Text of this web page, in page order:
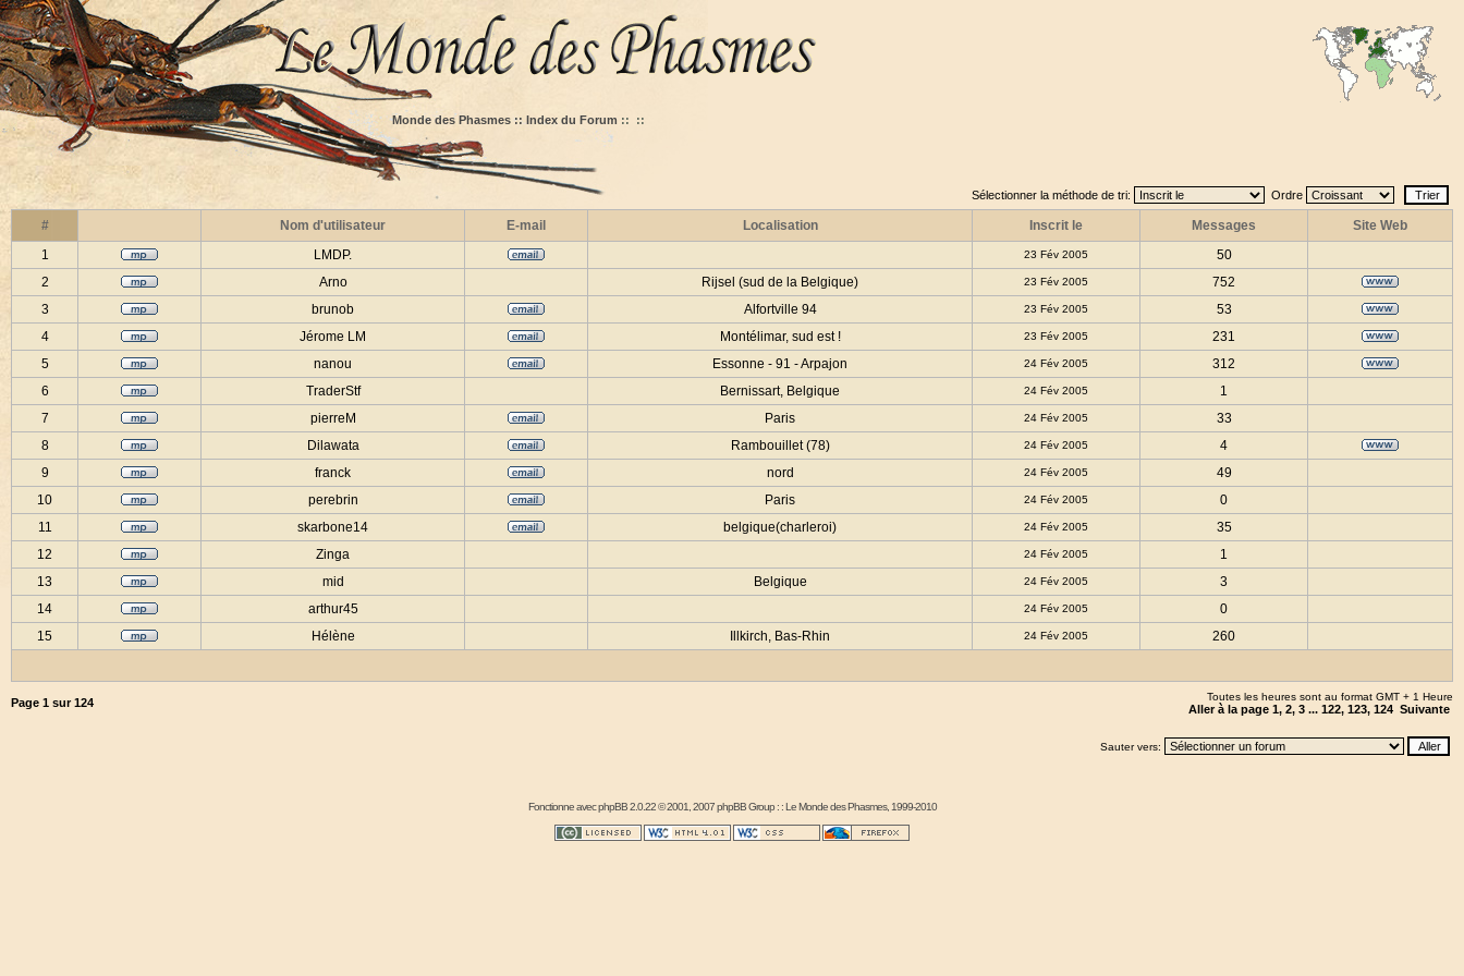
Monde des Phasmes :: Index du Forum :: ::
Sélectionner la méthode de tri: Ordre
# Nom d'utilisateur E-mail Localisation Inscrit le Messages
Site Web
1
LMDP. 23 Fév 2005
50
2
Arno Rijsel (sud de la Belgique) 23 Fév 2005
752
3
brunob Alfortville 94 23 Fév 2005
53
4
Jérome LM Montélimar, sud est ! 23 Fév 2005
231
5
nanou Essonne - 91 - Arpajon 24 Fév 2005
312
6
TraderStf Bernissart, Belgique 24 Fév 2005
1
7
pierreM Paris 24 Fév 2005
33
8
Dilawata Rambouillet (78) 24 Fév 2005
4
9
franck nord 24 Fév 2005
49
10
perebrin Paris 24 Fév 2005
0
11
skarbone14 belgique(charleroi) 24 Fév 2005
35
12
Zinga 24 Fév 2005
1
13
mid Belgique 24 Fév 2005
3
14
arthur45 24 Fév 2005
0
15
Hélène Illkirch, Bas-Rhin 24 Fév 2005 260
Page 1 sur124 Toutes les heures sont au format GMT + 1 Heure
Aller à la page 1, 2, 3 ... 122, 123, 124 Suivante
Sauter vers:
Fonctionne avecphpBB2.0.22 © 2001, 2007 phpBB Group : :Le Monde des Phasmes, 1999-2010